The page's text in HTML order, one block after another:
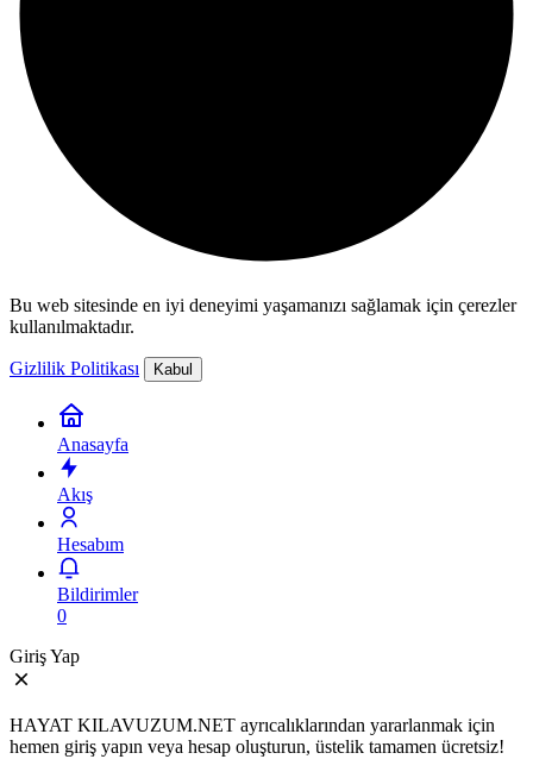
Bu web sitesinde en iyi deneyimi yaşamanızı sağlamak için çerezler
kullanılmaktadır.
Gizlilik Politikası Kabul
Anasayfa
Akış
Hesabım
Bildirimler
0
Giriş Yap
HAYAT KILAVUZUM.NET ayrıcalıklarından yararlanmak için
hemen giriş yapın veya hesap oluşturun, üstelik tamamen ücretsiz!